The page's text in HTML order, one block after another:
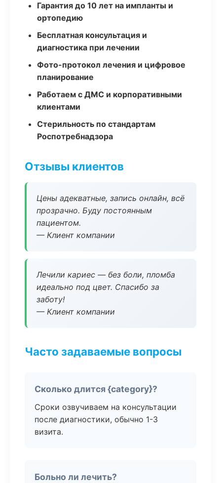
Гарантия до 10 лет на импланты и
ортопедию
Бесплатная консультация и
диагностика при лечении
Фото-протокол лечения и цифровое
планирование
Работаем с ДМС и корпоративными
клиентами
Стерильность по стандартам
Роспотребнадзора
Отзывы клиентов
Цены адекватные, запись онлайн, всё
прозрачно. Буду постоянным
пациентом.
— Клиент компании
Лечили кариес — без боли, пломба
идеально под цвет. Спасибо за
заботу!
— Клиент компании
Часто задаваемые вопросы
Сколько длится {category}?
Сроки озвучиваем на консультации
после диагностики, обычно 1-3
визита.
Больно ли лечить?